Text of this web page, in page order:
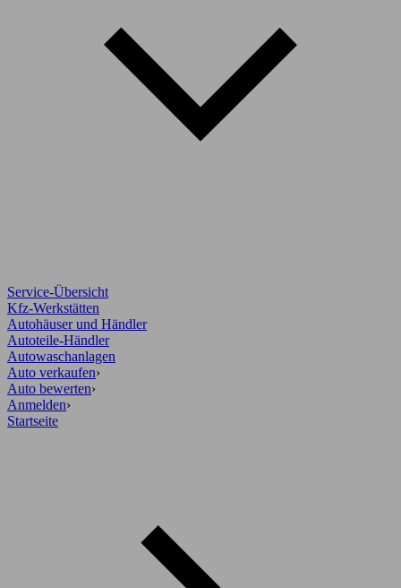
Service-Übersicht
Kfz-Werkstätten
Autohäuser und Händler
Autoteile-Händler
Autowaschanlagen
Auto verkaufen›
Auto bewerten›
Anmelden›
Startseite